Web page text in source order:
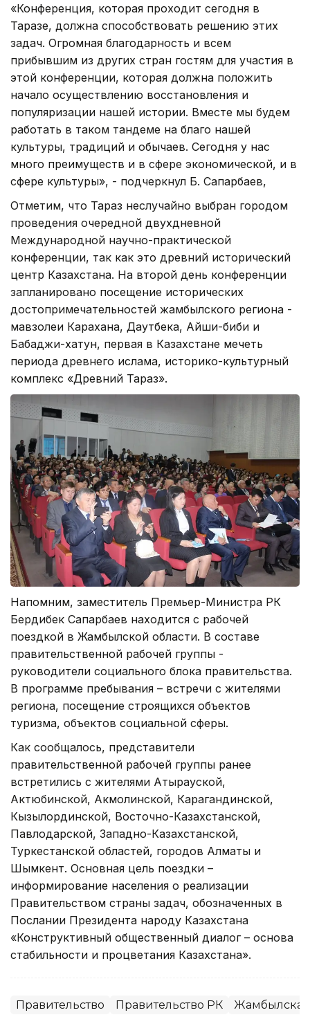
«Конференция, которая проходит сегодня в
Таразе, должна способствовать решению этих
задач. Огромная благодарность и всем
прибывшим из других стран гостям для участия в
этой конференции, которая должна положить
начало осуществлению восстановления и
популяризации нашей истории. Вместе мы будем
работать в таком тандеме на благо нашей
культуры, традиций и обычаев. Сегодня у нас
много преимуществ и в сфере экономической, и в
сфере культуры», - подчеркнул Б. Сапарбаев,
Отметим, что Тараз неслучайно выбран городом
проведения очередной двухдневной
Международной научно-практической
конференции, так как это древний исторический
центр Казахстана. На второй день конференции
запланировано посещение исторических
достопримечательностей жамбылского региона -
мавзолеи Карахана, Даутбека, Айши-биби и
Бабаджи-хатун, первая в Казахстане мечеть
периода древнего ислама, историко-культурный
комплекс «Древний Тараз».
Напомним, заместитель Премьер-Министра РК
Бердибек Сапарбаев находится с рабочей
поездкой в Жамбылской области. В составе
правительственной рабочей группы -
руководители социального блока правительства.
В программе пребывания – встречи с жителями
региона, посещение строящихся объектов
туризма, объектов социальной сферы.
Как сообщалось, представители
правительственной рабочей группы ранее
встретились с жителями Атырауской,
Актюбинской, Акмолинской, Карагандинской,
Кызылординской, Восточно-Казахстанской,
Павлодарской, Западно-Казахстанской,
Туркестанской областей, городов Алматы и
Шымкент. Основная цель поездки –
информирование населения о реализации
Правительством страны задач, обозначенных в
Послании Президента народу Казахстана
«Конструктивный общественный диалог – основа
стабильности и процветания Казахстана».
Правительство Правительство РК Жамбылская